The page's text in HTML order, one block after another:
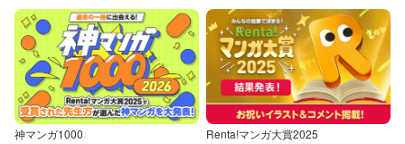
神マンガ1000 Renta!マンガ大賞2025